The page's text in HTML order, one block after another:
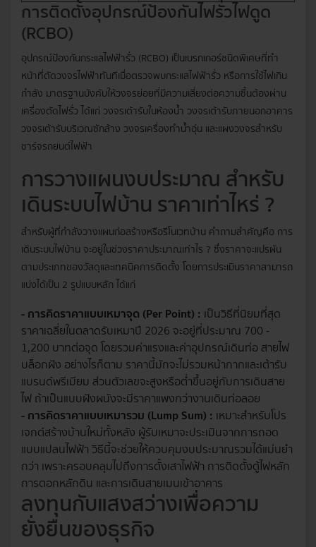
การติดตั้งอุปกรณ์ป้องกันไฟรั่วไฟดูด
(RCBO)
อุปกรณ์ป้องกันกระแสไฟฟ้ารั่ว (RCBO) เป็นเบรกเกอร์ชนิดพิเศษที่ทำ
หน้าที่ตัดวงจรไฟฟ้าทันทีเมื่อตรวจพบกระแสไฟฟ้ารั่ว หรือการใช้ไฟเกิน
กำลัง มาตรฐานบังคับให้วงจรย่อยที่มีความเสี่ยงต่อความชื้นต้องผ่าน
เครื่องตัดไฟรั่ว ได้แก่ วงจรเต้ารับในห้องน้ำ วงจรเต้ารับภายนอกอาคาร
วงจรเต้ารับบริเวณซักล้าง วงจรเครื่องทำน้ำอุ่น และแผงวงจรสำหรับ
ชาร์จรถยนต์ไฟฟ้า
การวางแผนงบประมาณ สำหรับ
เดินระบบไฟบ้าน ราคาเท่าไหร่ ?
สำหรับผู้ที่กำลังวางแผนก่อสร้างหรือรีโนเวทบ้าน คำถามสำคัญคือ การ
เดินระบบไฟบ้าน จะอยู่ในช่วงราคาประมาณเท่าไร ? ซึ่งราคาจะแปรผัน
ตามประเภทของวัสดุและเทคนิคการติดตั้ง โดยการประเมินราคาสามารถ
แบ่งได้เป็น 2 รูปแบบหลัก ได้แก่
- การคิดราคาแบบเหมาจุด (Per Point) : เป็นวิธีที่นิยมที่สุด
ราคาเฉลี่ยในตลาดรับเหมาปี 2026 จะอยู่ที่ประมาณ 700 -
1,200 บาทต่อจุด โดยรวมค่าแรงและค่าอุปกรณ์เดินท่อ สายไฟ
บล็อกฝัง อย่างไรก็ตาม ราคานี้มักจะไม่รวมหน้ากากและเต้ารับ
แบรนด์พรีเมียม ส่วนตัวเลขจะสูงหรือต่ำขึ้นอยู่กับการเดินสาย
ไฟ ถ้าเป็นแบบฝังผนังจะมีราคาแพงกว่างานเดินท่อลอย
- การคิดราคาแบบเหมารวม (Lump Sum) : เหมาะสำหรับโปร
เจกต์สร้างบ้านใหม่ทั้งหลัง ผู้รับเหมาจะประเมินจากการถอด
แบบแปลนไฟฟ้า วิธีนี้จะช่วยให้ควบคุมงบประมาณรวมได้แม่นยำ
กว่า เพราะครอบคลุมไปถึงการตั้งเสาไฟฟ้า การติดตั้งตู้ไฟหลัก
การตอกหลักดิน และการเดินสายเมนเข้าอาคาร
ลงทุนกับแสงสว่างเพื่อความ
ยั่งยืนของธุรกิจ